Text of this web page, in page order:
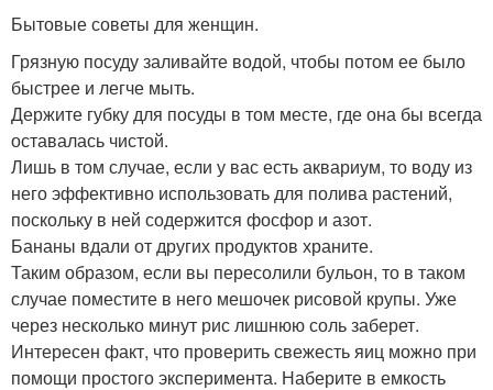
Бытовые советы для женщин.
Грязную посуду заливайте водой, чтобы потом ее было
быстрее и легче мыть.
Держите губку для посуды в том месте, где она бы всегда
оставалась чистой.
Лишь в том случае, если у вас есть аквариум, то воду из
него эффективно использовать для полива растений,
поскольку в ней содержится фосфор и азот.
Бананы вдали от других продуктов храните.
Таким образом, если вы пересолили бульон, то в таком
случае поместите в него мешочек рисовой крупы. Уже
через несколько минут рис лишнюю соль заберет.
Интересен факт, что проверить свежесть яиц можно при
помощи простого эксперимента. Наберите в емкость